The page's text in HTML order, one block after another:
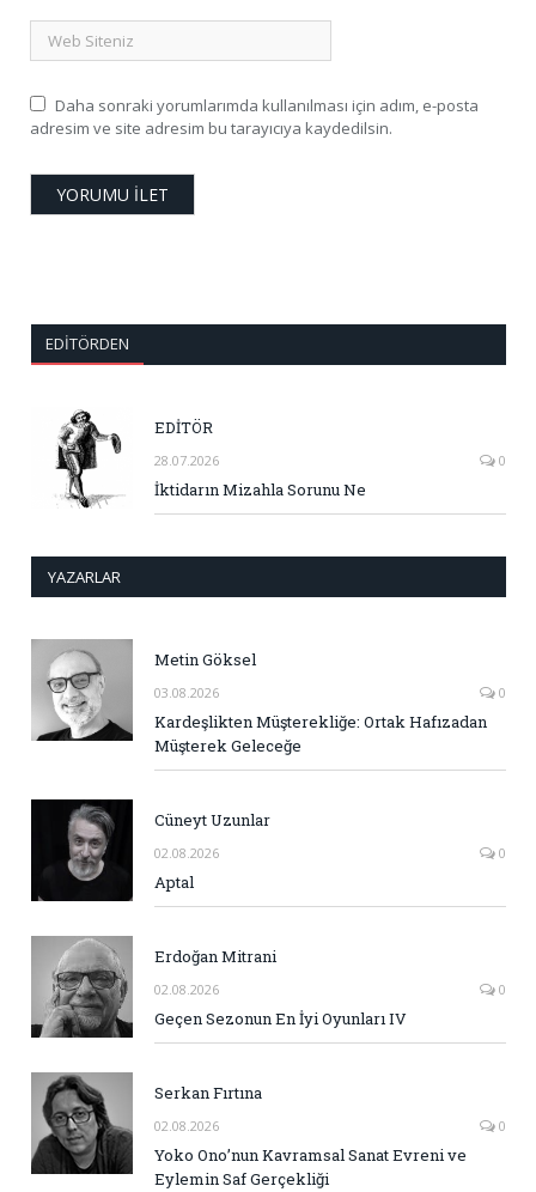
Daha sonraki yorumlarımda kullanılması için adım, e-posta
adresim ve site adresim bu tarayıcıya kaydedilsin.
EDITÖRDEN
EDİTÖR
28.07.2026 0
İktidarın Mizahla Sorunu Ne
YAZARLAR
Metin Göksel
03.08.2026 0
Kardeşlikten Müşterekliğe: Ortak Hafızadan
Müşterek Geleceğe
Cüneyt Uzunlar
02.08.2026 0
Aptal
Erdoğan Mitrani
02.08.2026 0
Geçen Sezonun En İyi Oyunları IV
Serkan Fırtına
02.08.2026 0
Yoko Ono’nun Kavramsal Sanat Evreni ve
Eylemin Saf Gerçekliği